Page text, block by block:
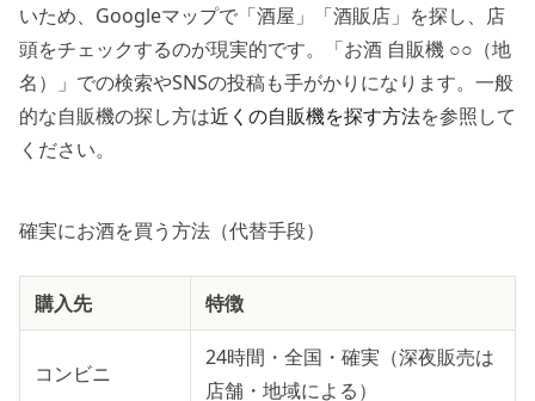
いため、Googleマップで「酒屋」「酒販店」を探し、店
頭をチェックするのが現実的です。「お酒 自販機 ○○（地
名）」での検索やSNSの投稿も手がかりになります。一般
的な自販機の探し方は近くの自販機を探す方法を参照して
ください。
確実にお酒を買う方法（代替手段）
購入先 特徴
コンビニ
24時間・全国・確実（深夜販売は
店舗・地域による）